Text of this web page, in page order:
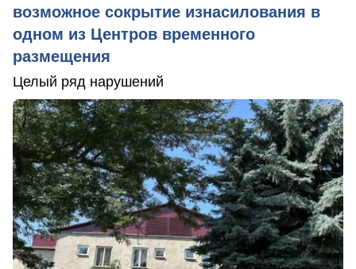
возможное сокрытие изнасилования в
одном из Центров временного
размещения
Целый ряд нарушений